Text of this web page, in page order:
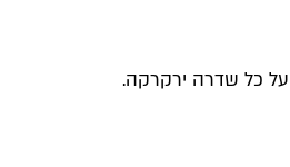
על כל שדרה ירקרקה.